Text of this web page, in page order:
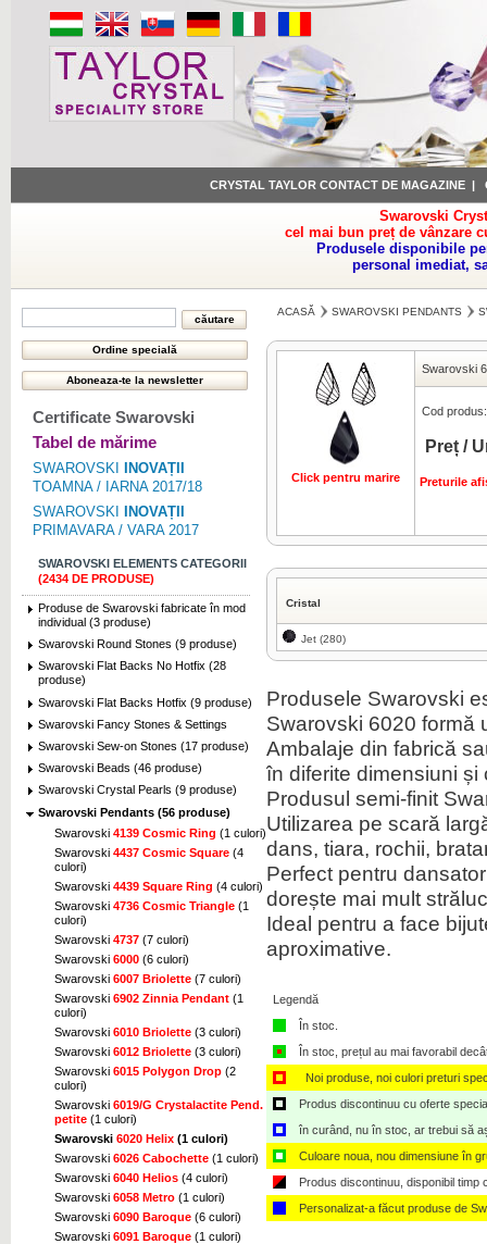
CRYSTAL TAYLOR CONTACT DE MAGAZINE |
Swarovski
cel mai bun preț de vânzare
Produsele disponibile
personal imediat,
Certificate Swarovski
Tabel de mărime
SWAROVSKI
INOVAȚII
TOAMNA / IARNA 2017/18
SWAROVSKI
INOVAȚII
PRIMAVARA / VARA 2017
SWAROVSKI ELEMENTS CATEGORII
(2434 DE PRODUSE)
Produse de Swarovski fabricate în mod
individual (3 produse)
Swarovski Round Stones (9 produse)
Swarovski Flat Backs No Hotfix (28
produse)
Swarovski Flat Backs Hotfix (9 produse)
Swarovski Fancy Stones & Settings
Swarovski Sew-on Stones (17 produse)
Swarovski Beads (46 produse)
Swarovski Crystal Pearls (9 produse)
Swarovski Pendants (56 produse)
Swarovski 4139 Cosmic Ring (1 culori)
Swarovski 4437 Cosmic Square (4
culori)
Swarovski 4439 Square Ring (4 culori)
Swarovski 4736 Cosmic Triangle (1
culori)
Swarovski 4737 (7 culori)
Swarovski 6000 (6 culori)
Swarovski 6007 Briolette (7 culori)
Swarovski 6902 Zinnia Pendant (1
culori)
Swarovski 6010 Briolette (3 culori)
Swarovski 6012 Briolette (3 culori)
Swarovski 6015 Polygon Drop (2
culori)
Swarovski 6019/G Crystalactite Pend.
petite (1 culori)
Swarovski 6020 Helix (1 culori)
Swarovski 6026 Cabochette (1 culori)
Swarovski 6040 Helios (4 culori)
Swarovski 6058 Metro (1 culori)
Swarovski 6090 Baroque (6 culori)
Swarovski 6091 Baroque (1 culori)
ACASĂ SWAROVSKI PENDANTS
Click pentru marire
Swarovski
Cod produs:
Preț /
Preturile
Cristal
Jet (280)
Produsele Swarovski
Swarovski 6020 formă
Ambalaje din fabrică
în diferite dimensiuni și
Produsul semi-finit
Utilizarea pe scară
dans, tiara, rochii,
Perfect pentru
dorește mai mult
Ideal pentru a face
aproximative.
Legendă
În stoc.
În stoc, prețul au mai favorabil
Noi produse, noi culori preturi
Produs discontinuu cu oferte
în curând, nu în stoc, ar trebui să
Culoare noua, nou dimensiune în
Produs discontinuu, disponibil timp
Personalizat-a făcut produse de